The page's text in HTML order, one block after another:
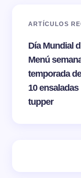
ARTÍCULOS
Día Mundial
Menú
temporada
10
tupper